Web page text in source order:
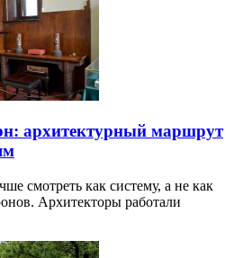
архитектурный маршрут
смотреть как систему, а не как
Архитекторы работали